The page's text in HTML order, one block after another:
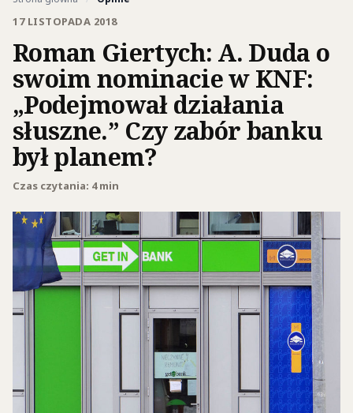
17 LISTOPADA 2018
Roman Giertych: A. Duda o
swoim nominacie w KNF:
„Podejmował działania
słuszne.” Czy zabór banku
był planem?
Czas czytania: 4 min